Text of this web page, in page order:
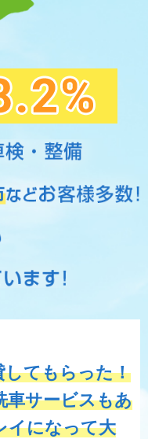
してもらった！
車サービスもあ
イになって大